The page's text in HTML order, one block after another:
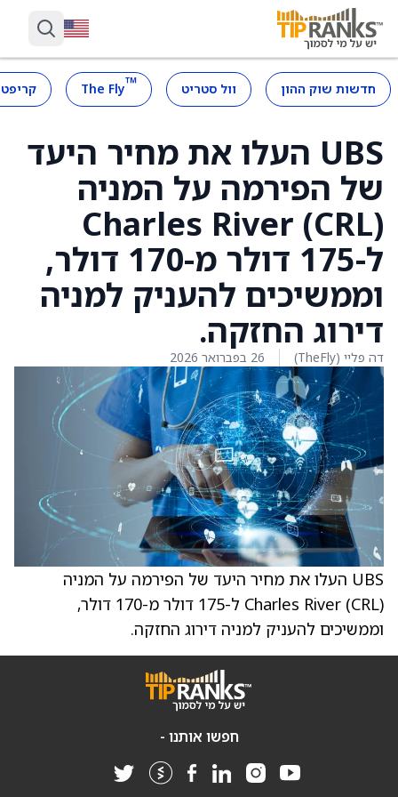
חדשות שוק ההון וול סטריט ™
The Fly
UBS העלו את מחיר היעד
של הפירמה על המניה
Charles River (CRL)
ל-175 דולר מ-170 דולר,
וממשיכים להעניק למניה
דירוג החזקה.
דה פליי (TheFly) 26 בפברואר 2026
UBS העלו את מחיר היעד של הפירמה על המניה
Charles River (CRL) ל-175 דולר מ-170 דולר,
וממשיכים להעניק למניה דירוג החזקה.
חפשו אותנו -